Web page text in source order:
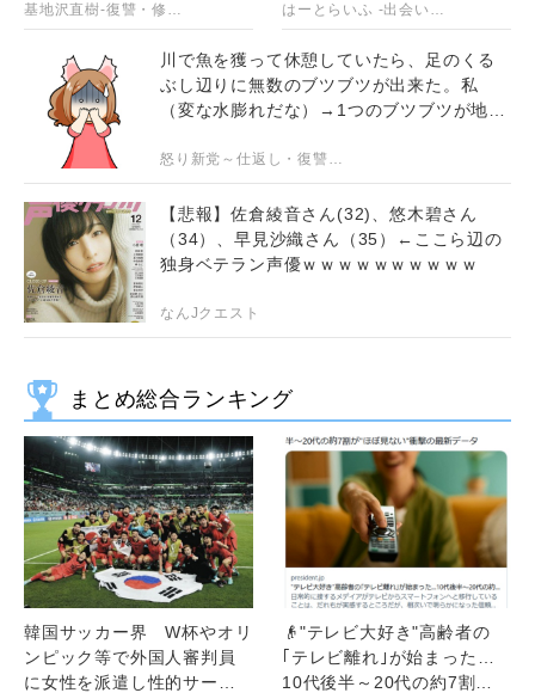
基地沢直樹-復讐・修羅場・DQN返し【2chスカッとする話まとめ】
半額を出す。例えば会計
出すん
はーとらいふ -出会い・子育て・生活系まとめ-
川で魚を獲って休憩していたら、足のくる
ぶし辺りに無数のブツブツが出来た。私
（変な水膨れだな）→1つのブツブツが地面
怒り新党～仕返し・復讐・修羅場まとめ～
【悲報】佐倉綾音さん(32)、悠木碧さん
（34）、早見沙織さん（35）←ここら辺の
独身ベテラン声優ｗｗｗｗｗｗｗｗｗｗ
なんJクエスト
まとめ総合ランキング
韓国サッカー界 W杯やオリ
ンピック等で外国人審判員
に女性を派遣し性的サービ
👴"テレビ大好き"高齢者の
｢テレビ離れ｣が始まった…
10代後半～20代の約7割